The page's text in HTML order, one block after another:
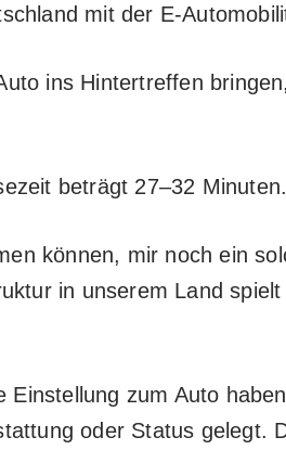
mit der E-
ins Hintertreffen
beträgt 27–32 Minuten.
können, mir noch ein
in unserem Land
zum Auto
oder Status gelegt.